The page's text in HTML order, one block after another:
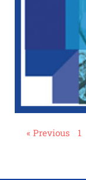
« Previous 1